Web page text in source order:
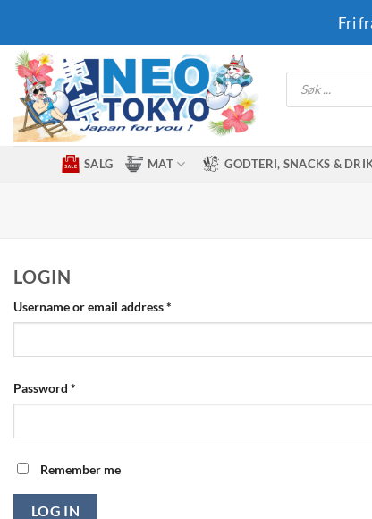
content
Fri
Products
search
SALG MAT GODTERI, SNACKS &
LOGIN
Username or email address*
Password *
Remember me
LOG IN